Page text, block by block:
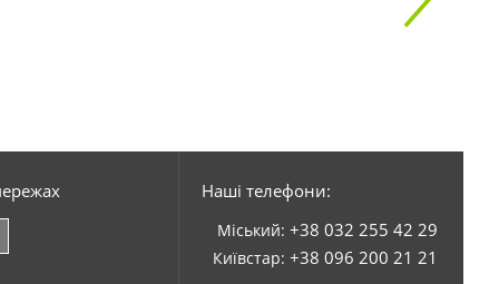
Наші телефони:
Міський: +38 032 255 42 29
Київстар: +38 096 200 21 21